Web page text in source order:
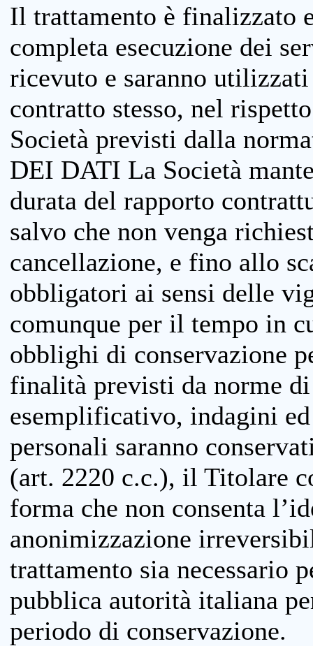
Il trattamento è finalizzato
completa esecuzione dei
ricevuto e saranno
contratto stesso, nel
Società previsti dalla
DEI DATI La Società
durata del rapporto
salvo che non venga
cancellazione, e fino allo
obbligatori ai sensi delle
comunque per il tempo in
obblighi di conservazione
finalità previsti da norme
esemplificativo, indagini
personali saranno
(art. 2220 c.c.), il Titolare
forma che non consenta
anonimizzazione
trattamento sia necessario
pubblica autorità italiana
periodo di conservazione.